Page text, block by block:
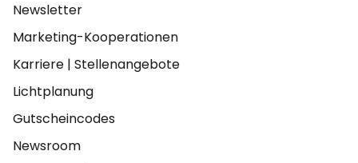
Newsletter
Marketing-Kooperationen
Karriere | Stellenangebote
Lichtplanung
Gutscheincodes
Newsroom